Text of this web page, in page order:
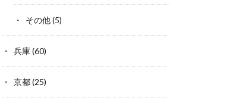
その他(5)
兵庫(60)
京都(25)